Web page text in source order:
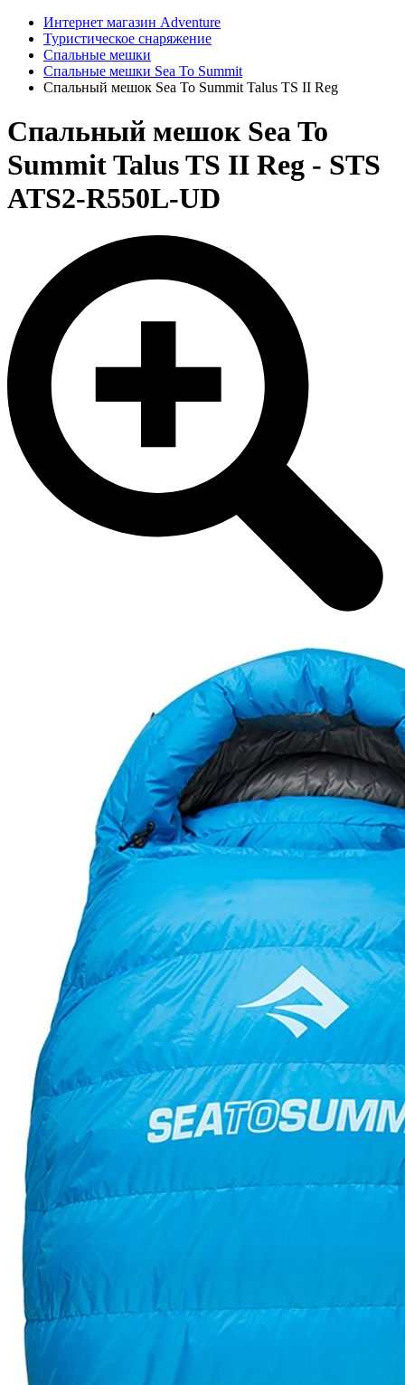
Интернет магазин Adventure
Туристическое снаряжение
Спальные мешки
Спальные мешки Sea To Summit
Спальный мешок Sea To Summit Talus TS II Reg
Спальный мешок Sea To
Summit Talus TS II Reg - STS
ATS2-R550L-UD